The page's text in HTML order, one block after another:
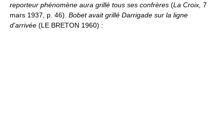
reporteur phénomène aura grillé tous ses confrères (La Croix, 7
mars 1937, p. 46). Bobet avait grillé Darrigade sur la ligne
d'arrivée (LE BRETON 1960) :